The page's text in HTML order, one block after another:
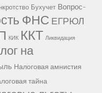
Бухучет Вопрос-
ФНС ЕГРЮЛ
КИК ККТ Ликвидация
на
Налоговая амнистия
тайна